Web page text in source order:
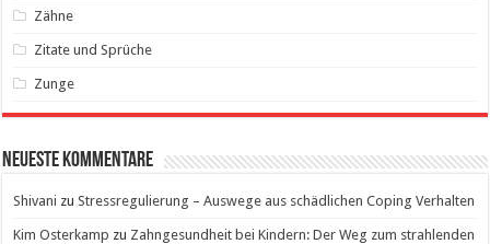
Zähne
Zitate und Sprüche
Zunge
Neueste Kommentare
Shivani zuStressregulierung – Auswege aus schädlichen Coping Verhalten
Kim Osterkamp zu Zahngesundheit bei Kindern: Der Weg zum strahlenden